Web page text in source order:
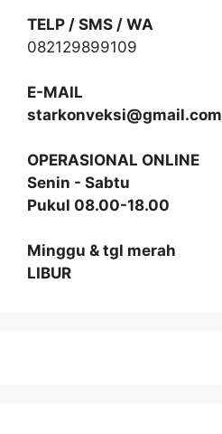
TELP / SMS / WA
082129899109
E-MAIL
starkonveksi@gmail.com
OPERASIONAL ONLINE
Senin - Sabtu
Pukul 08.00-18.00
Minggu & tgl merah
LIBUR